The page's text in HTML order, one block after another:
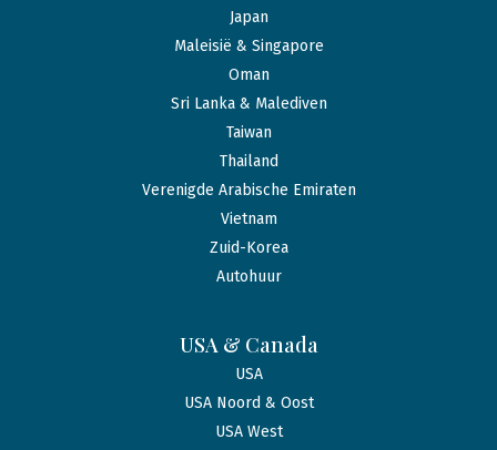
Japan
Maleisië & Singapore
Oman
Sri Lanka & Malediven
Taiwan
Thailand
Verenigde Arabische Emiraten
Vietnam
Zuid-Korea
Autohuur
USA & Canada
USA
USA Noord & Oost
USA West